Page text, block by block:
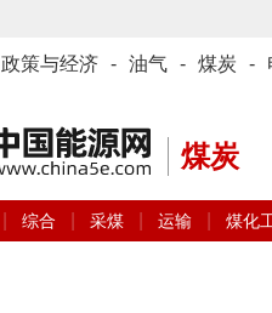
政策与经济 - 油气 - 煤炭 -
煤炭
综合 采煤 运输 煤化